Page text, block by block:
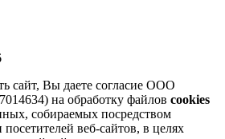
сайт, Вы даете согласие ООО
на обработку файлов cookies
собираемых посредством
посетителей веб-сайтов, в целях